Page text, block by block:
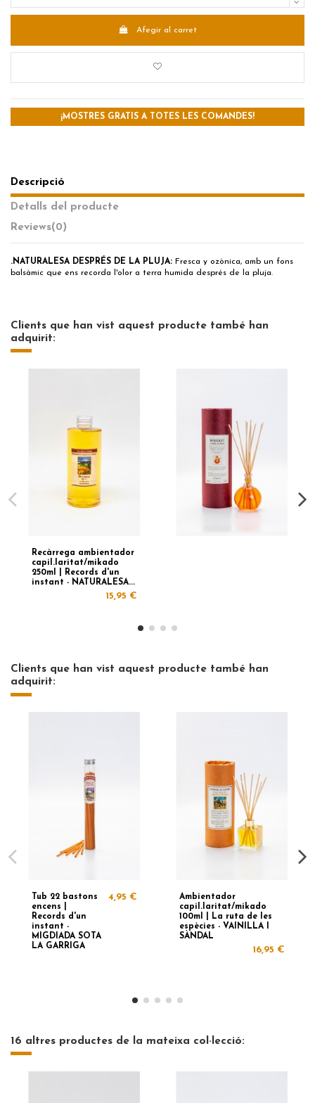
Afegir al carret
¡MOSTRES GRATIS A TOTES LES COMANDES!
Descripció
Detalls del producte
Reviews(0)
.NATURALESA DESPRÉS DE LA PLUJA: Fresca y ozònica, amb un fons
balsàmic que ens recorda l'olor a terra humida després de la pluja.
Clients que han vist aquest producte també han
adquirit:
Recàrrega ambientador
capil.laritat/mikado
250ml | Records d'un
instant - NATURALESA...
15,95 €
Clients que han vist aquest producte també han
adquirit:
Tub 22 bastons
encens |
Records d'un
instant -
MIGDIADA SOTA
LA GARRIGA
4,95 €
Ambientador
capil.laritat/mikado
100ml | La ruta de les
espècies - VAINILLA I
SÀNDAL
16,95 €
16 altres productes de la mateixa col·lecció: